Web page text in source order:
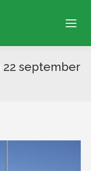
22 september